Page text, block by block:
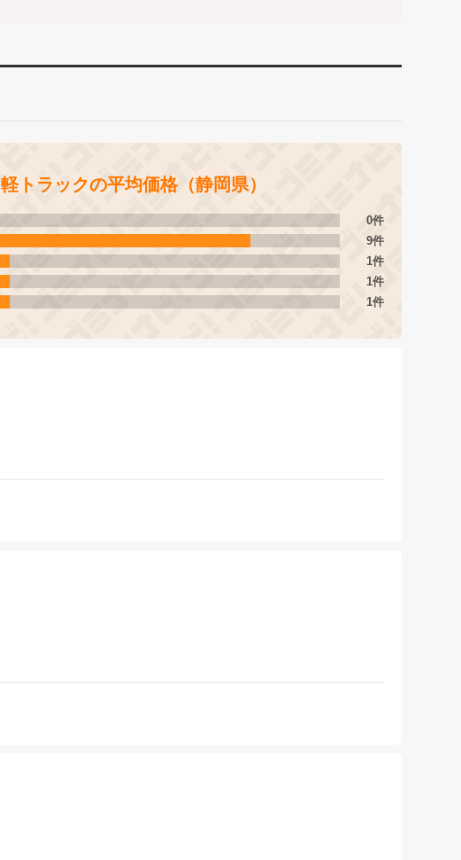
軽トラックの平均価格（静岡県）
0件
9件
1件
1件
1件